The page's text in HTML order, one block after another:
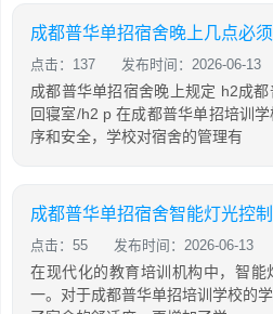
成都普华单招宿舍晚上几点必
点击：137 发布时间：2026-06-13
成都普华单招宿舍晚上规定 h2成
回寝室/h2 p 在成都普华单招培训
序和安全，学校对宿舍的管理有
成都普华单招宿舍智能灯光控
点击：55 发布时间：2026-06-13
在现代化的教育培训机构中，智能
一。对于成都普华单招培训学校的